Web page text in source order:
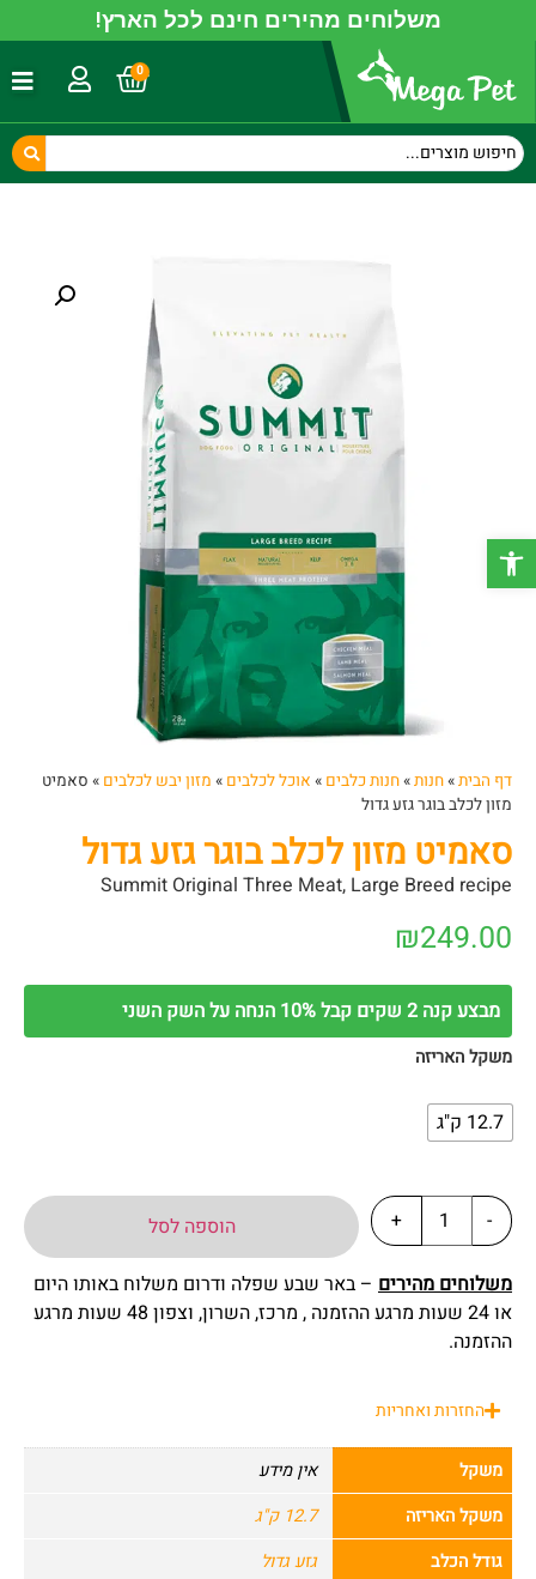
פתח סרגל נגישות
משלוחים מהירים חינם לכל הארץ!
0
דף הבית»חנות»חנות כלבים » אוכל לכלבים » מזון יבש לכלבים » סאמיט
מזון לכלב בוגר גזע גדול
סאמיט מזון לכלב בוגר גזע גדול
Summit Original Three Meat, Large Breed recipe
₪249.00
מבצע קנה 2 שקים קבל 10% הנחה על השק השני
משקל האריזה
12.7 ק"ג
-
+
הוספה לסל
משלוחים מהירים – באר שבע שפלה ודרום משלוח באותו היום
או 24 שעות מרגע ההזמנה , מרכז, השרון, וצפון 48 שעות מרגע
ההזמנה.
החזרות ואחריות
משקל
אין מידע
משקל האריזה
12.7 ק"ג
גודל הכלב
גזע גדול